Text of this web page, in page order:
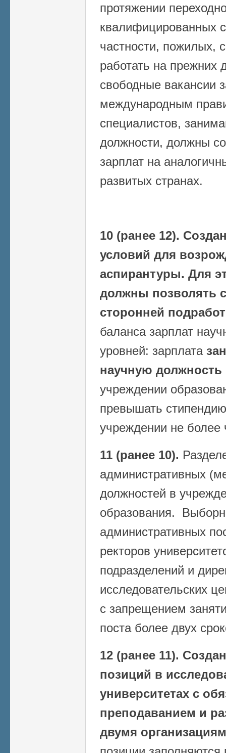
протяжении
квалифицированных
частности, пожилых,
работать на прежних
свободные вакансии
международным
специалистов,
должности, должны
зарплат на
развитых странах.
10 (ранее 12).
условий для
аспирантуры. Для
должны позволять
сторонней
баланса зарплат
уровней: зарплата
научную должность
учреждении
превышать
учреждении не
11 (ранее 10).
административных
должностей в
образования.
административных
ректоров
подразделений и
исследовательских
с запрещением
поста более двух
12 (ранее 11).
позиций в
университетах с
преподаванием и
двумя